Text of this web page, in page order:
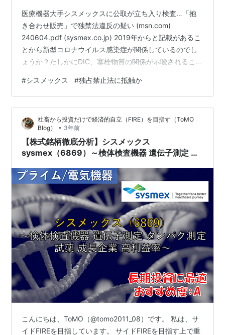
医療機器大手シスメックスに公取が立ち入り検査…「抱
き合わせ販売」で独禁法違反の疑い (msn.com)
240604.pdf (sysmex.co.jp) 2019年からと記載があるこ
とから新型コロナウイルス感染症が関係しているのでし
ょうか？たしかにDIC、塞栓物質の関係が示唆されること
とされていた背景があります。 会社から見れば、特需で
すし他社に購入されるくらいならいれたいという思いが
あったと推測するのは易しものでしょう。 抱き合わせ販
売との記載がありましたが、受注側から見ると購入しな
ければならないもの。更新しないといけないものがあれ
ば同時購…
#シスメックス #独占禁止法に抵触か
社畜から投資だけで経済的自立（FIRE）を目指す（ToMO
Blog）
• 3年前
【株式銘柄徹底分析】シスメックス
sysmex（6869）～検体検査機器 遺伝子測定 タ
こんにちは、ToMO（@tomo2011_08）です。 私は、サ
イドFIREを目指しています。 サイドFIREを目指す上で重